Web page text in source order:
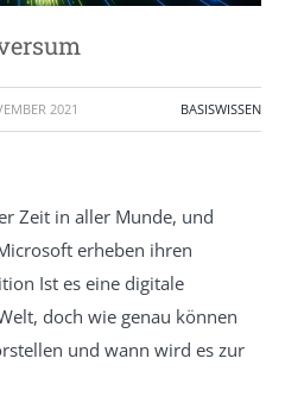
2021 BASISWISSEN
Zeit in aller Munde, und
erheben ihren
Ist es eine digitale
doch wie genau können
und wann wird es zur